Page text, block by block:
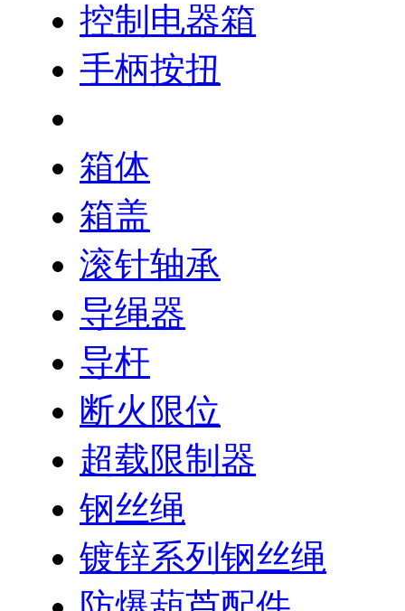
控制电器箱
手柄按扭
箱体
箱盖
滚针轴承
导绳器
导杆
断火限位
超载限制器
钢丝绳
镀锌系列钢丝绳